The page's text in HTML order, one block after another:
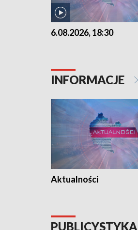
6.08.2026, 18:30
INFORMACJE
Aktualności
PUBLICYSTYKA